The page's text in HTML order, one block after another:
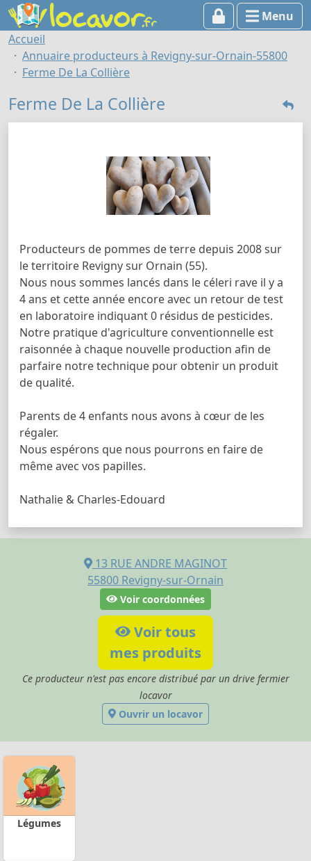
Menu
Accueil
Annuaire producteurs à Revigny-sur-Ornain-55800
Ferme De La Collière
Ferme De La Collière
Producteurs de pommes de terre depuis 2008 sur
le territoire Revigny sur Ornain (55).
Nous nous sommes lancés dans le céleri rave il y a
4 ans et cette année encore avec un retour de test
en laboratoire indiquant 0 résidus de pesticides.
Notre pratique d'agriculture conventionnelle est
raisonnée à chaque nouvelle production afin de
parfaire notre technique pour obtenir un produit
de qualité.
Parents de 4 enfants nous avons à cœur de les
régaler.
Nous espérons que nous pourrons en faire de
même avec vos papilles.
Nathalie & Charles-Edouard
13 RUE ANDRE MAGINOT
55800 Revigny-sur-Ornain
Voir coordonnées
Voir tous
mes produits
Ce producteur n'est pas encore distribué par un drive fermier
locavor
Ouvrir un locavor
Légumes